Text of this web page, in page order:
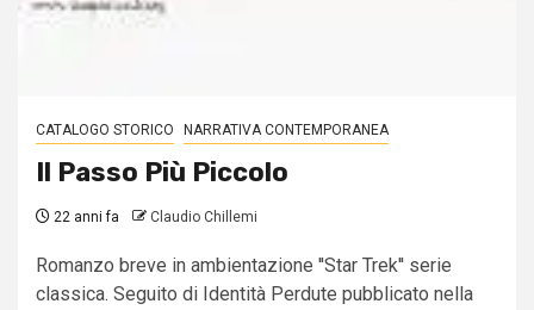
CATALOGO STORICO NARRATIVA CONTEMPORANEA
Il Passo Più Piccolo
22 anni fa Claudio Chillemi
Romanzo breve in ambientazione ''Star Trek'' serie
classica. Seguito di Identità Perdute pubblicato nella